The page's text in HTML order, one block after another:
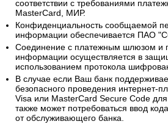
соответствии с требованиями
MasterCard, МИР.
Конфиденциальность сообщаемой
информации обеспечивается ПАО
Соединение с платежным шлюзом и
информации осуществляется в
использованием протокола
В случае если Ваш банк
безопасного проведения интернет-
Visa или MasterCard Secure Code
также может потребоваться ввод
от обслуживающего банка.